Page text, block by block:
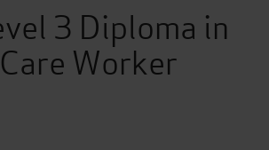
3 Diploma in
Worker